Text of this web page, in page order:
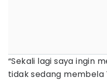
“Sekali lagi saya ingin
tidak sedang membela